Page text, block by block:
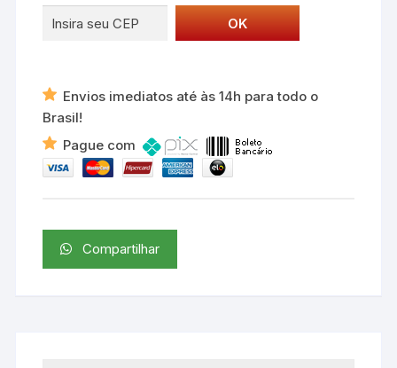
Envios imediatos até às 14h para todo o
Brasil!
Pague com
Compartilhar